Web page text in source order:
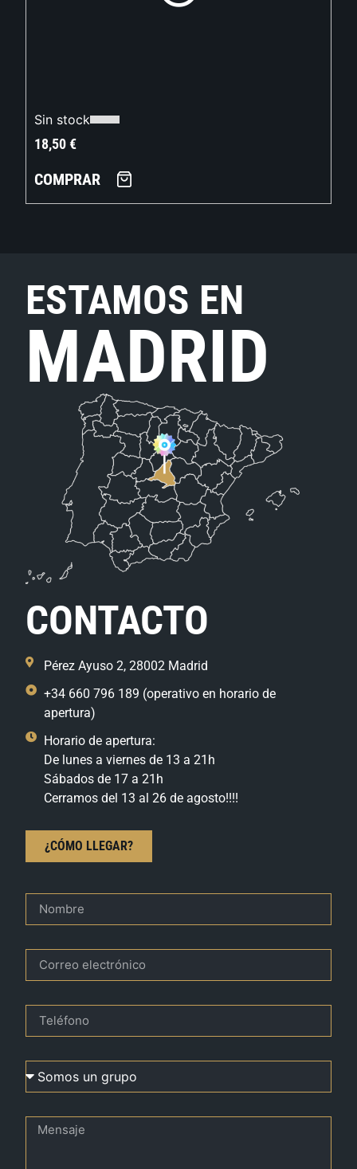
Sin stock
18,50€
COMPRAR
ESTAMOS EN
MADRID
CONTACTO
Pérez Ayuso 2, 28002 Madrid
+34 660 796 189 (operativo en horario de
apertura)
Horario de apertura:
De lunes a viernes de 13 a 21h
Sábados de 17 a 21h
Cerramos del 13 al 26 de agosto!!!!
¿CÓMO LLEGAR?